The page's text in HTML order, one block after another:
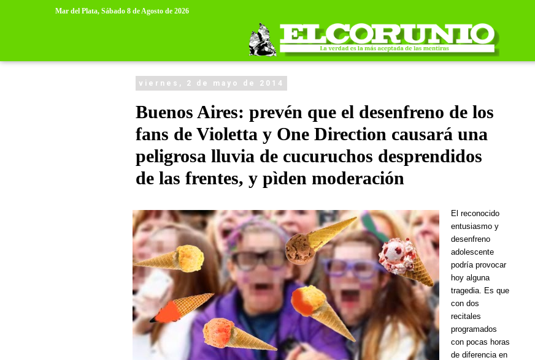
Mar del Plata, Sábado 8 de Agosto de 2026
viernes, 2 de mayo de 2014
Buenos Aires: prevén que el desenfreno de los
fans de Violetta y One Direction causará una
peligrosa lluvia de cucuruchos desprendidos
de las frentes, y pìden moderación
El reconocido
entusiasmo y
desenfreno
adolescente
podría provocar
hoy alguna
tragedia. Es que
con dos
recitales
programados
con pocas horas
de diferencia en